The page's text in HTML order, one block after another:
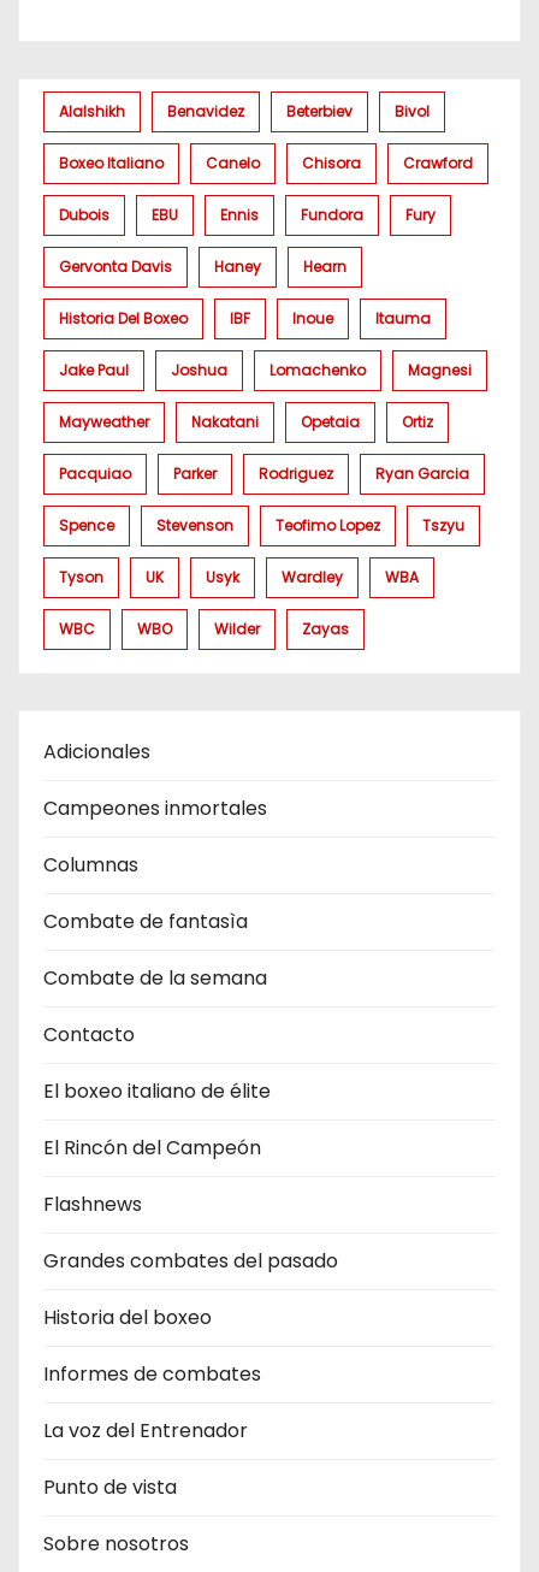
Alalshikh Benavidez Beterbiev Bivol
Boxeo Italiano Canelo Chisora Crawford
Dubois EBU Ennis Fundora Fury
Gervonta Davis Haney Hearn
Historia Del Boxeo IBF Inoue Itauma
Jake Paul Joshua Lomachenko Magnesi
Mayweather Nakatani Opetaia Ortiz
Pacquiao Parker Rodriguez Ryan Garcia
Spence Stevenson Teofimo Lopez Tszyu
Tyson UK Usyk Wardley WBA
WBC WBO Wilder Zayas
Adicionales
Campeones inmortales
Columnas
Combate de fantasìa
Combate de la semana
Contacto
El boxeo italiano de élite
El Rincón del Campeón
Flashnews
Grandes combates del pasado
Historia del boxeo
Informes de combates
La voz del Entrenador
Punto de vista
Sobre nosotros